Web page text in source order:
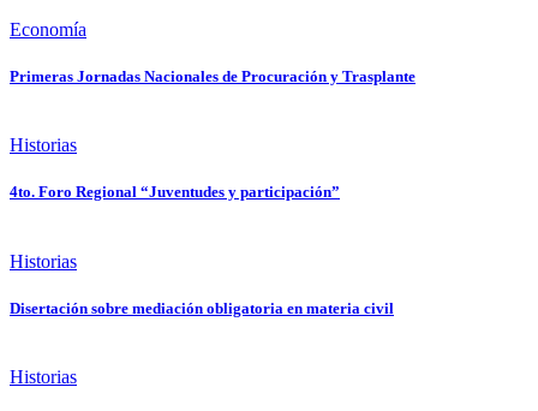
Economía
Primeras Jornadas Nacionales de Procuración y Trasplante
Historias
4to. Foro Regional “Juventudes y participación”
Historias
Disertación sobre mediación obligatoria en materia civil
Historias